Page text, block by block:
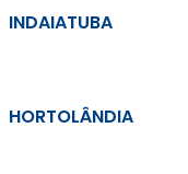
INDAIATUBA
HORTOLÂNDIA